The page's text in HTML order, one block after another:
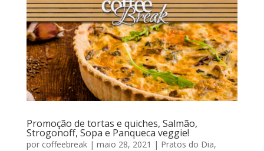
Promoção de tortas e quiches, Salmão,
Strogonoff, Sopa e Panqueca veggie!
por coffeebreak| maio 28, 2021 | Pratos do Dia,